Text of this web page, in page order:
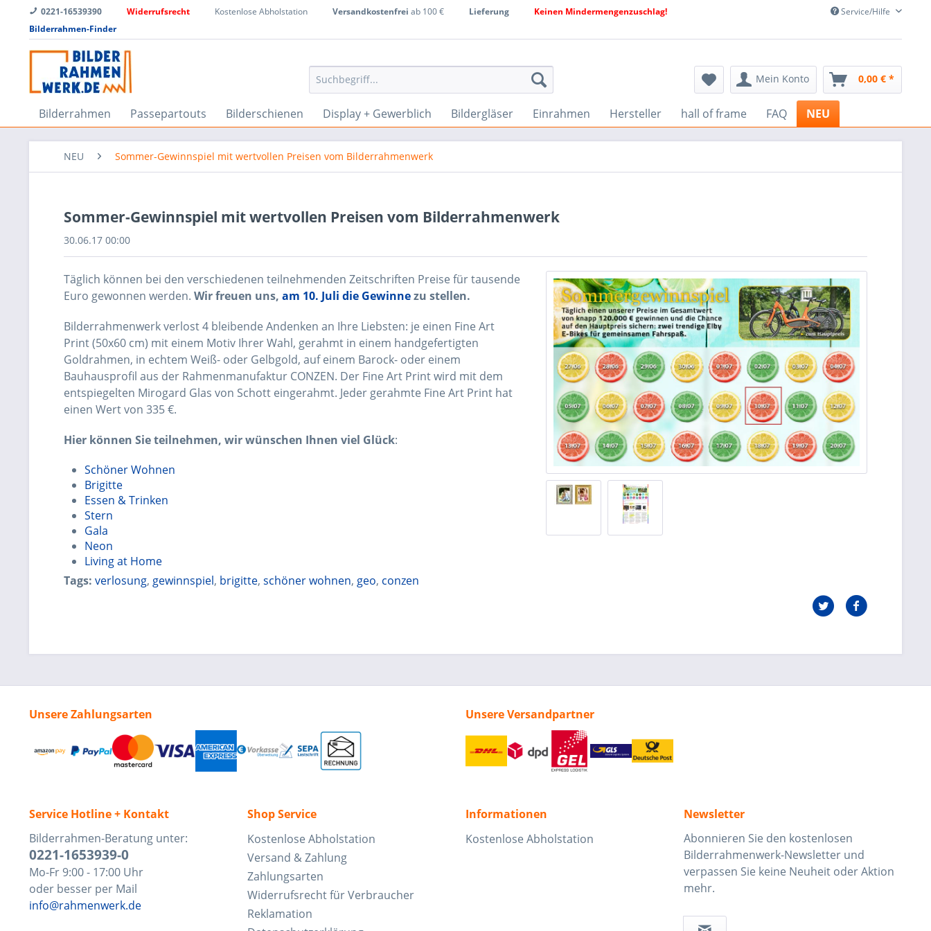
0221-16539390 Widerrufsrecht Kostenlose Abholstation Versandkostenfrei ab 100 € Lieferung
Keinen Mindermengenzuschlag!
Bilderrahmen-Finder
Service/Hilfe
Mein Konto 0,00 € *
Bilderrahmen Passepartouts Bilderschienen Display + Gewerblich Bildergläser Einrahmen Hersteller hall of frame FAQ NEU
NEU Sommer-Gewinnspiel mit wertvollen Preisen vom Bilderrahmenwerk
Sommer-Gewinnspiel mit wertvollen Preisen vom Bilderrahmenwerk
30.06.17 00:00
Täglich können bei den verschiedenen teilnehmenden Zeitschriften Preise für tausende
Euro gewonnen werden. Wir freuen uns, am 10. Juli die Gewinnezu stellen.
Bilderrahmenwerk verlost 4 bleibende Andenken an Ihre Liebsten: je einen Fine Art
Print (50x60 cm) mit einem Motiv Ihrer Wahl, gerahmt in einem handgefertigten
Goldrahmen, in echtem Weiß- oder Gelbgold, auf einem Barock- oder einem
Bauhausprofil aus der Rahmenmanufaktur CONZEN. Der Fine Art Print wird mit dem
entspiegelten Mirogard Glas von Schott eingerahmt. Jeder gerahmte Fine Art Print hat
einen Wert von 335 €.
Hier können Sie teilnehmen, wir wünschen Ihnen viel Glück:
Schöner Wohnen
Brigitte
Essen & Trinken
Stern
Gala
Neon
Living at Home
Tags: verlosung, gewinnspiel, brigitte, schöner wohnen, geo, conzen
Unsere Zahlungsarten Unsere Versandpartner
Service Hotline + Kontakt
Bilderrahmen-Beratung unter:
0221-1653939-0
Mo-Fr 9:00 - 17:00 Uhr
oder besser per Mail
info@rahmenwerk.de
Shop Service
Kostenlose Abholstation
Versand & Zahlung
Zahlungsarten
Widerrufsrecht für Verbraucher
Reklamation
Informationen
Kostenlose Abholstation
Newsletter
Abonnieren Sie den kostenlosen
Bilderrahmenwerk-Newsletter und
verpassen Sie keine Neuheit oder Aktion
mehr.